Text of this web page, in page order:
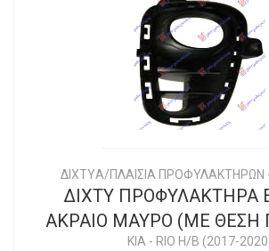
ΔΙΧΤYΑ/ΠΛΑΙΣΙΑ ΠΡΟΦΥΛΑΚΤΗΡΩΝ
ΔΙΧΤΥ ΠΡΟΦΥΛΑΚΤΗΡΑ
ΑΚΡΑΙΟ ΜΑΥΡΟ (ΜΕ ΘΕΣΗ
KIA - RIO Η/Β (2017-